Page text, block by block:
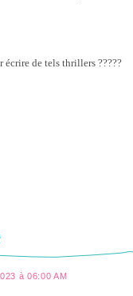
de tels thrillers ?????
à 06:00 AM